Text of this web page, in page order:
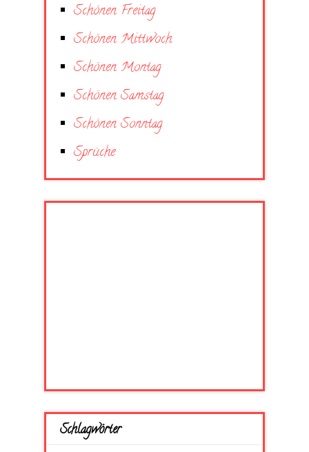
Schönen Freitag
Schönen Mittwoch
Schönen Montag
Schönen Samstag
Schönen Sonntag
Sprüche
Schlagwörter